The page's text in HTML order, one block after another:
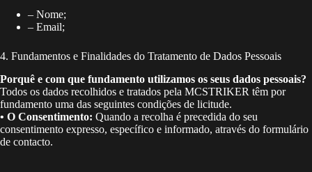
– Nome;
– Email;
4. Fundamentos e Finalidades do Tratamento de Dados Pessoais
Porquê e com que fundamento utilizamos os seus dados pessoais?
Todos os dados recolhidos e tratados pela MCSTRIKER têm por
fundamento uma das seguintes condições de licitude.
• O Consentimento: Quando a recolha é precedida do seu
consentimento expresso, específico e informado, através do formulário
de contacto.